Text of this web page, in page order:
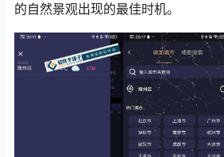
的自然景观出现的最佳时机。